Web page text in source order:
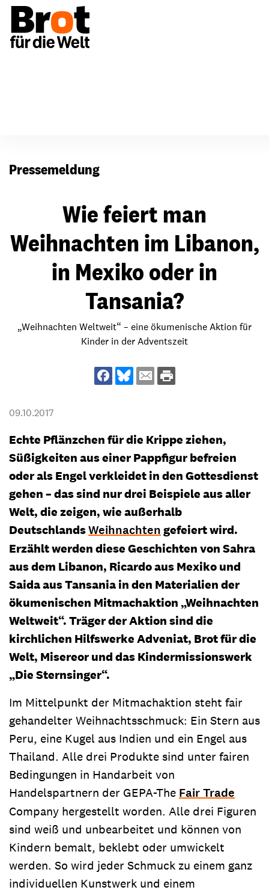
Pressemeldung
Wie feiert man
Weihnachten im Libanon,
in Mexiko oder in
Tansania?
„Weihnachten Weltweit“ – eine ökumenische Aktion für
Kinder in der Adventszeit
09.10.2017
Echte Pflänzchen für die Krippe ziehen,
Süßigkeiten aus einer Pappfigur befreien
oder als Engel verkleidet in den Gottesdienst
gehen – das sind nur drei Beispiele aus aller
Welt, die zeigen, wie außerhalb
DeutschlandsWeihnachtengefeiert wird.
Erzählt werden diese Geschichten von Sahra
aus dem Libanon, Ricardo aus Mexiko und
Saida aus Tansania in den Materialien der
ökumenischen Mitmachaktion „Weihnachten
Weltweit“. Träger der Aktion sind die
kirchlichen Hilfswerke Adveniat, Brot für die
Welt, Misereor und das Kindermissionswerk
„Die Sternsinger“.
Im Mittelpunkt der Mitmachaktion steht fair
gehandelter Weihnachtsschmuck: Ein Stern aus
Peru, eine Kugel aus Indien und ein Engel aus
Thailand. Alle drei Produkte sind unter fairen
Bedingungen in Handarbeit von
Handelspartnern der GEPA-The Fair Trade
Company hergestellt worden. Alle drei Figuren
sind weiß und unbearbeitet und können von
Kindern bemalt, beklebt oder umwickelt
werden. So wird jeder Schmuck zu einem ganz
individuellen Kunstwerk und einem